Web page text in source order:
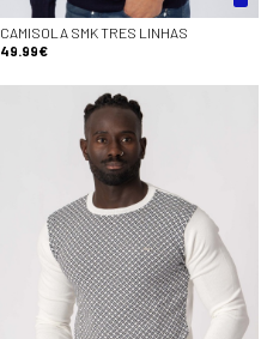
CAMISOLA SMK TRES LINHAS
49.99€